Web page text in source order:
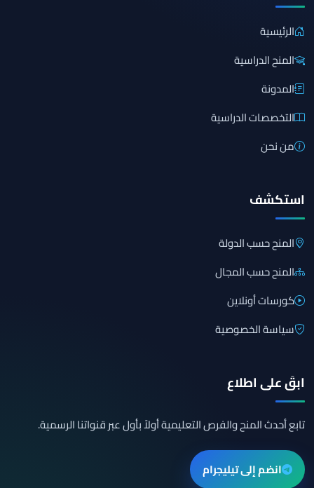
الرئيسية
المنح الدراسية
المدونة
التخصصات الدراسية
من نحن
استكشف
المنح حسب الدولة
المنح حسب المجال
كورسات أونلاين
سياسة الخصوصية
ابقَ على اطلاع
تابع أحدث المنح والفرص التعليمية أولاً بأول عبر قنواتنا الرسمية.
انضم إلى تيليجرام